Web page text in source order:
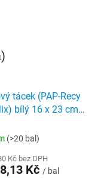
tácek (PAP-Recy
bílý 16 x 23 cm
(>20 bal)
Kč bez DPH
Kč / bal